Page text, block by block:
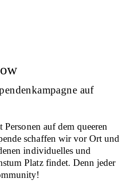
auf
auf dem queeren
schaffen wir vor Ort und
individuelles und
Platz findet. Denn jeder